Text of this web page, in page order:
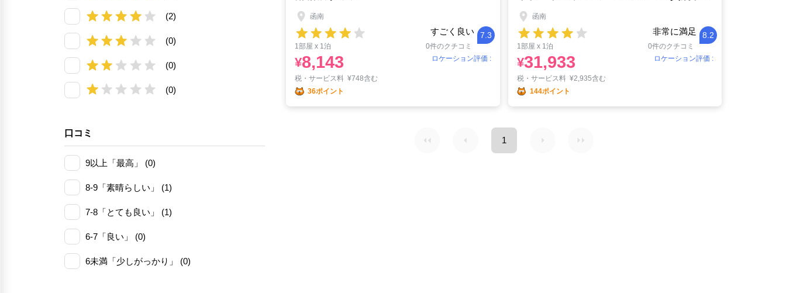
(2)
(0)
(0)
(0)
口コミ
9以上「最高」 (0)
8-9「素晴らしい」 (1)
7-8「とても良い」 (1)
6-7「良い」 (0)
6未満「少しがっかり」 (0)
函南
すごく良い 7.3
1部屋 x 1泊
0件のクチコミ
ロケーション評価 :
¥8,143
税・サービス料 ¥748含む
36ポイント
函南
非常に満足 8.2
1部屋 x 1泊
0件のクチコミ
ロケーション評価 :
¥31,933
税・サービス料 ¥2,935含む
144ポイント
1